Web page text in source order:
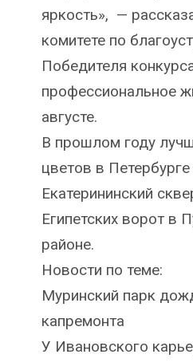
яркость», —
комитете по
Победителя
профессиональное
августе.
В прошлом году
цветов в
Екатерининский
Египетских ворот в
районе.
Новости по теме:
Муринский парк
капремонта
У Ивановского